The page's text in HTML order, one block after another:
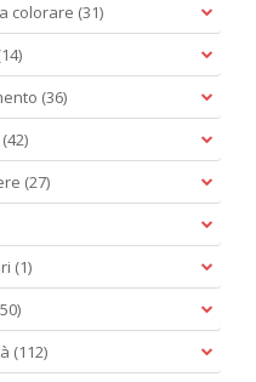
MOTOCICLISMO MOTORRAD N.1
Digitale
colorare (31)
(36)
(42)
(27)
(1)
(112)